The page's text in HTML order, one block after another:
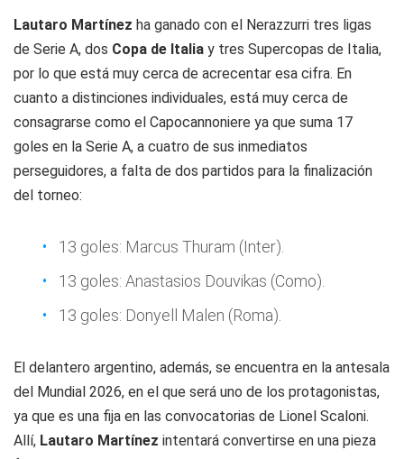
Lautaro Martínez ha ganado con el Nerazzurri tres ligas
de Serie A, dos Copa de Italia y tres Supercopas de Italia,
por lo que está muy cerca de acrecentar esa cifra. En
cuanto a distinciones individuales, está muy cerca de
consagrarse como el Capocannoniere ya que suma 17
goles en la Serie A, a cuatro de sus inmediatos
perseguidores, a falta de dos partidos para la finalización
del torneo:
13 goles: Marcus Thuram (Inter).
13 goles: Anastasios Douvikas (Como).
13 goles: Donyell Malen (Roma).
El delantero argentino, además, se encuentra en la antesala
del Mundial 2026, en el que será uno de los protagonistas,
ya que es una fija en las convocatorias de Lionel Scaloni.
Allí, Lautaro Martínez intentará convertirse en una pieza